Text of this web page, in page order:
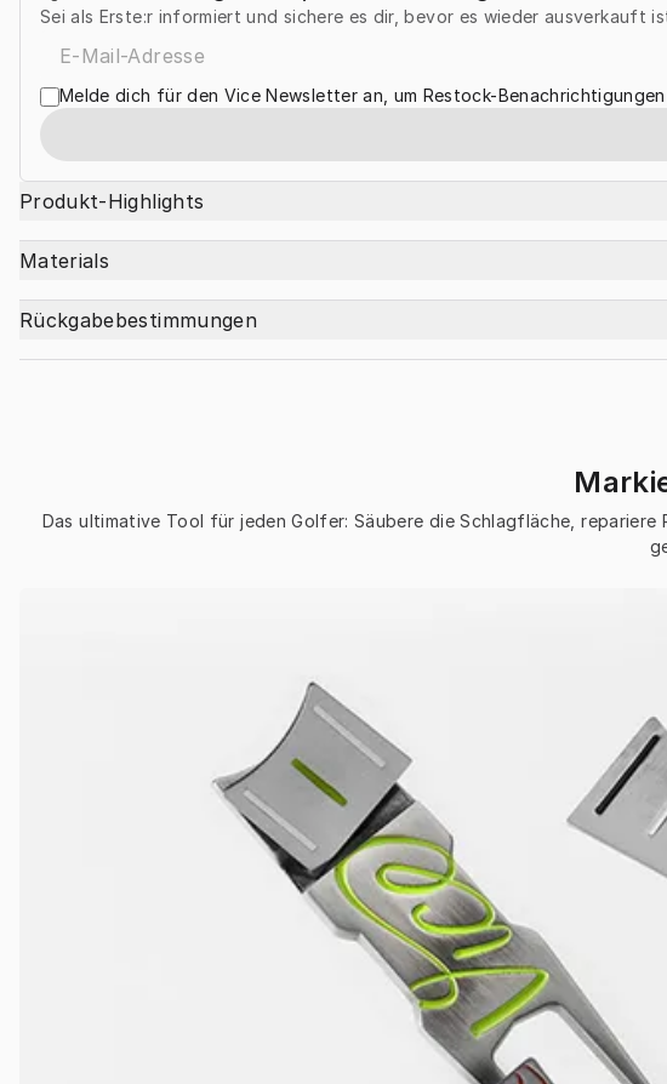
Sei als Erste:r informiert und sichere es dir, bevor es wieder ausverkauft
Melde dich für den Vice Newsletter an, um Restock-
Produkt-Highlights
Materials
Rückgabebestimmungen
Das ultimative Tool für jeden Golfer: Säubere die Schlagfläche,